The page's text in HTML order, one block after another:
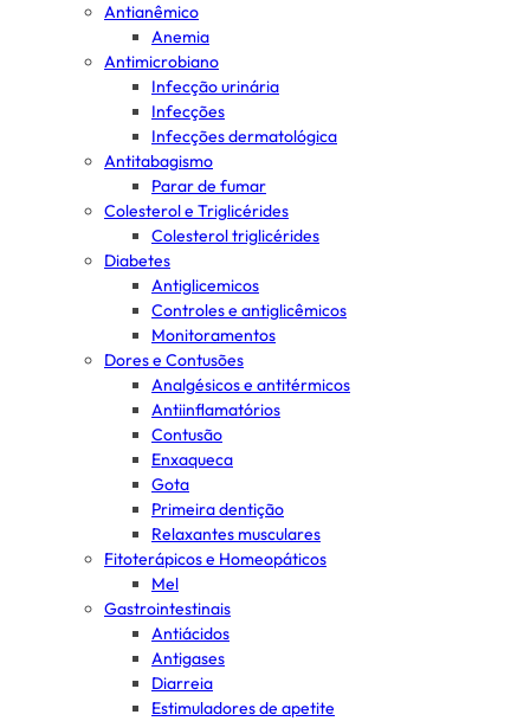
Antianêmico
Anemia
Antimicrobiano
Infecção urinária
Infecções
Infecções dermatológica
Antitabagismo
Parar de fumar
Colesterol e Triglicérides
Colesterol triglicérides
Diabetes
Antiglicemicos
Controles e antiglicêmicos
Monitoramentos
Dores e Contusões
Analgésicos e antitérmicos
Antiinflamatórios
Contusão
Enxaqueca
Gota
Primeira dentição
Relaxantes musculares
Fitoterápicos e Homeopáticos
Mel
Gastrointestinais
Antiácidos
Antigases
Diarreia
Estimuladores de apetite